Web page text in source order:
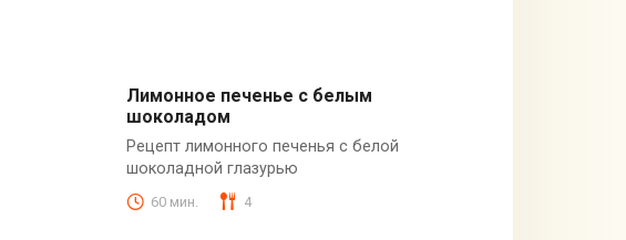
Десерты
Лимонное печенье с белым
шоколадом
Рецепт лимонного печенья с белой
шоколадной глазурью
60 мин. 4